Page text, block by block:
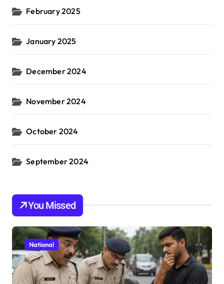
February 2025
January 2025
December 2024
November 2024
October 2024
September 2024
You Missed
National